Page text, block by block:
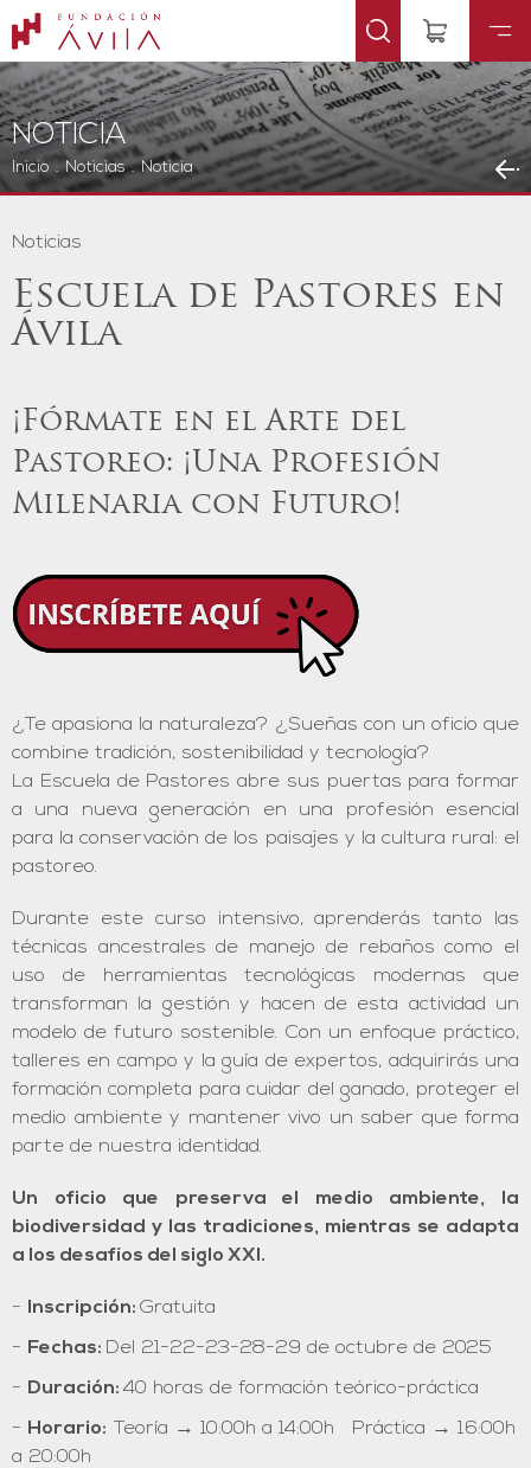
NOTICIA
Inicio . Noticias . Noticia
Noticias
Escuela de Pastores en
Ávila
¡Fórmate en el Arte del
Pastoreo: ¡Una Profesión
Milenaria con Futuro!
¿Te apasiona la naturaleza? ¿Sueñas con un oficio que
combine tradición, sostenibilidad y tecnología?
La Escuela de Pastores abre sus puertas para formar
a una nueva generación en una profesión esencial
para la conservación de los paisajes y la cultura rural: el
pastoreo.
Durante este curso intensivo, aprenderás tanto las
técnicas ancestrales de manejo de rebaños como el
uso de herramientas tecnológicas modernas que
transforman la gestión y hacen de esta actividad un
modelo de futuro sostenible. Con un enfoque práctico,
talleres en campo y la guía de expertos, adquirirás una
formación completa para cuidar del ganado, proteger el
medio ambiente y mantener vivo un saber que forma
parte de nuestra identidad.
Un oficio que preserva el medio ambiente, la
biodiversidad y las tradiciones, mientras se adapta
a los desafíos del siglo XXI.
Inscripción: Gratuita
Fechas: Del 21-22-23-28-29 de octubre de 2025
Duración: 40 horas de formación teórico-práctica
Horario:
Teoría → 10:00h a 14:00h Práctica → 16:00h
a 20:00h